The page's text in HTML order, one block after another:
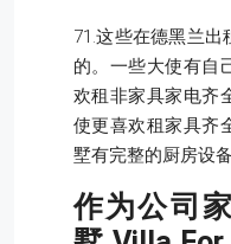
71.这些在德黑兰
的。一些大使有自
欢租非家具家电齐
使更喜欢租家具齐
墅有完整的厨房设备
作为公司